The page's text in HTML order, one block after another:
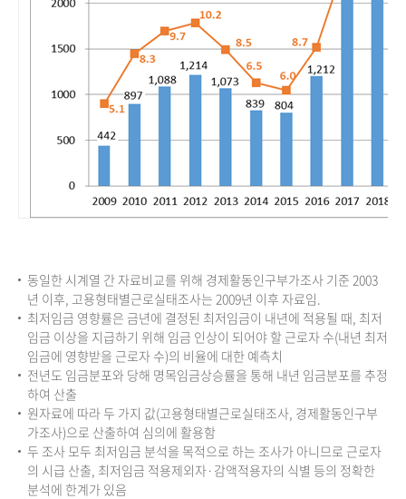
동일한 시계열 간 자료비교를 위해 경제활동인구부가조사 기준 2003
년 이후, 고용형태별근로실태조사는 2009년 이후 자료임.
최저임금 영향률은 금년에 결정된 최저임금이 내년에 적용될 때, 최저
임금 이상을 지급하기 위해 임금 인상이 되어야 할 근로자 수(내년 최저
임금에 영향받을 근로자 수)의 비율에 대한 예측치
전년도 임금분포와 당해 명목임금상승률을 통해 내년 임금분포를 추정
하여 산출
원자료에 따라 두 가지 값(고용형태별근로실태조사, 경제활동인구부
가조사)으로 산출하여 심의에 활용함
두 조사 모두 최저임금 분석을 목적으로 하는 조사가 아니므로 근로자
의 시급 산출, 최저임금 적용제외자·감액적용자의 식별 등의 정확한
분석에 한계가 있음